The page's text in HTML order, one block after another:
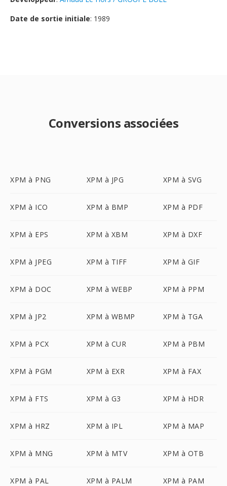
Date de sortie initiale: 1989
Conversions associées
XPM à PNG XPM à JPG XPM à SVG
XPM à ICO XPM à BMP XPM à PDF
XPM à EPS XPM à XBM XPM à DXF
XPM à JPEG XPM à TIFF XPM à GIF
XPM à DOC XPM à WEBP XPM à PPM
XPM à JP2 XPM à WBMP XPM à TGA
XPM à PCX XPM à CUR XPM à PBM
XPM à PGM XPM à EXR XPM à FAX
XPM à FTS XPM à G3 XPM à HDR
XPM à HRZ XPM à IPL XPM à MAP
XPM à MNG XPM à MTV XPM à OTB
XPM à PAL XPM à PALM XPM à PAM